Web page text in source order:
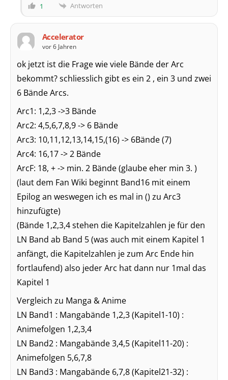
1 Antworten
Accelerator
vor 6 Jahren
ok jetzt ist die Frage wie viele Bände der Arc
bekommt? schliesslich gibt es ein 2 , ein 3 und zwei
6 Bände Arcs.
Arc1: 1,2,3 ->3 Bände
Arc2: 4,5,6,7,8,9 -> 6 Bände
Arc3: 10,11,12,13,14,15,(16) -> 6Bände (7)
Arc4: 16,17 -> 2 Bände
ArcF: 18, + -> min. 2 Bände (glaube eher min 3. )
(laut dem Fan Wiki beginnt Band16 mit einem
Epilog an weswegen ich es mal in () zu Arc3
hinzufügte)
(Bände 1,2,3,4 stehen die Kapitelzahlen je für den
LN Band ab Band 5 (was auch mit einem Kapitel 1
anfängt, die Kapitelzahlen je zum Arc Ende hin
fortlaufend) also jeder Arc hat dann nur 1mal das
Kapitel 1
Vergleich zu Manga & Anime
LN Band1 : Mangabände 1,2,3 (Kapitel1-10) :
Animefolgen 1,2,3,4
LN Band2 : Mangabände 3,4,5 (Kapitel11-20) :
Animefolgen 5,6,7,8
LN Band3 : Mangabände 6,7,8 (Kapitel21-32) :